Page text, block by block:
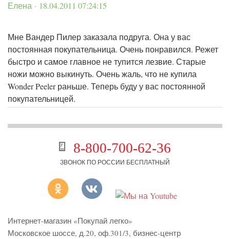
Елена · 18.04.2011 07:24:15
Мне Вандер Пилер заказала подруга. Она у вас
постоянная покупательница. Очень понравился. Режет
быстро и самое главное не тупится лезвие. Старые
ножи можно выкинуть. Очень жаль, что не купила
Wonder Peeler раньше. Теперь буду у вас постоянной
покупательницей.
8-800-700-62-36
ЗВОНОК ПО РОССИИ БЕСПЛАТНЫЙ
Интернет-магазин «Покупай легко»
Московское шоссе, д.20, оф.301/3, бизнес-центр